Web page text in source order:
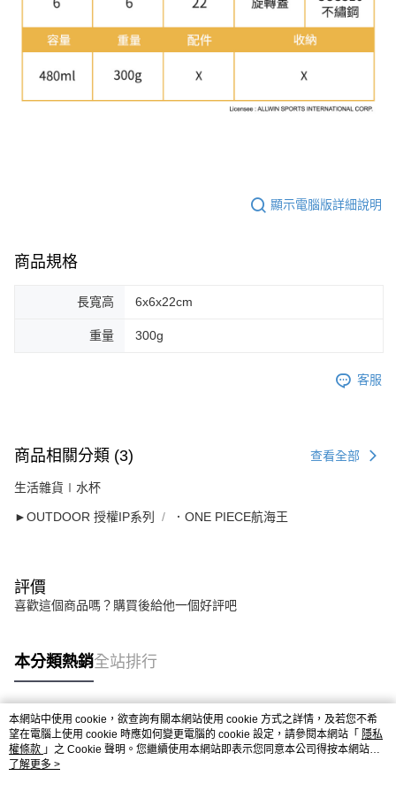
顯示電腦版詳細說明
商品規格
長寬高 6x6x22cm
重量 300g
客服
商品相關分類 (3) 查看全部
生活雜貨∣水杯
►OUTDOOR 授權IP系列 ．ONE PIECE航海王
評價
喜歡這個商品嗎？購買後給他一個好評吧
本分類熱銷全站排行
熱門標籤
本網站中使用 cookie，欲查詢有關本網站使用 cookie 方式之詳情，及若您不希
望在電腦上使用 cookie 時應如何變更電腦的 cookie 設定，請參閱本網站「 隱私
權條款 」之 Cookie 聲明。您繼續使用本網站即表示您同意本公司得按本網站使
用條款之 Cookie 聲明使用 cookie。
了解更多 >